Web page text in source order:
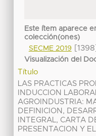
Este ítem aparece
colección(ones)
SECME 2019
[1398]
Visualización del
Título
LAS PRACTICAS
INDUCCION
AGROINDUSTRIA:
DEFINICION,
INTEGRAL, CARTA
PRESENTACION Y